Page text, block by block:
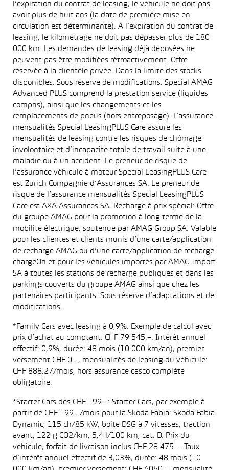
l’expiration du contrat de leasing, le véhicule ne doit pas
avoir plus de huit ans (la date de première mise en
circulation est déterminante). À l’expiration du contrat de
leasing, le kilométrage ne doit pas dépasser plus de 180
000 km. Les demandes de leasing déjà déposées ne
peuvent pas être modifiées rétroactivement. Offre
réservée à la clientèle privée. Dans la limite des stocks
disponibles. Sous réserve de modifications. Special AMAG
Advanced PLUS comprend la prestation service (liquides
compris), ainsi que les changements et les
remplacements de pneus (hors entreposage). L’assurance
mensualités Special LeasingPLUS Care assure les
mensualités de leasing contre les risques de chômage
involontaire et d’incapacité totale de travail suite à une
maladie ou à un accident. Le preneur de risque de
l’assurance véhicule à moteur Special LeasingPLUS Care
est Zurich Compagnie d’Assurances SA. Le preneur de
risque de l’assurance mensualités Special LeasingPLUS
Care est AXA Assurances SA. Recharge à prix spécial: Offre
du groupe AMAG pour la promotion à long terme de la
mobilité électrique, soutenue par AMAG Group SA. Valable
pour les clientes et clients munis d’une carte/application
de recharge AMAG ou d’une carte/application de recharge
chargeOn et pour les véhicules importés par AMAG Import
SA à toutes les stations de recharge publiques et dans les
parkings couverts du groupe AMAG ainsi que chez les
partenaires participants. Sous réserve d’adaptations et de
modifications.
*Family Cars avec leasing à 0,9%: Exemple de calcul avec
prix d’achat au comptant: CHF 79 545.–. Intérêt annuel
effectif: 0,9%, durée: 48 mois (10 000 km/an), premier
versement CHF 0.–, mensualités de leasing du véhicule:
CHF 888.27/mois, hors assurance casco complète
obligatoire.
*Starter Cars dès CHF 199.–: Starter Cars, par exemple à
partir de CHF 199.–/mois pour la Skoda Fabia: Skoda Fabia
Dynamic, 115 ch/85 kW, boîte DSG à 7 vitesses, traction
avant, 122 g CO2/km, 5,4 l/100 km, cat. D. Prix du
véhicule, forfait de livraison inclus CHF 28 475.–. Taux
d’intérêt annuel effectif de 3,03%, durée: 48 mois (10